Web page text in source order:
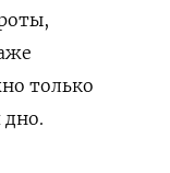
только
дно.